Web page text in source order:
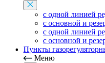
с одной линией
с основной и
с одной линией
с основной и
Пункты
Меню